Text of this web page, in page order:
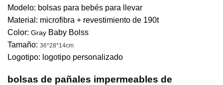
Modelo: bolsas para bebés para llevar
Material: microfibra + revestimiento de 190t
Color: Gray Baby Bolss
Tamaño: 36*28*14cm
Logotipo: logotipo personalizado
bolsas de pañales impermeables de